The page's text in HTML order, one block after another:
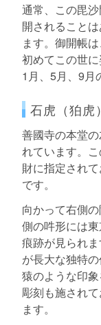
通常、この毘
開されること
ます。御開帳
初めてこの世
1月、5月、9月
石虎（狛虎）
善國寺の本堂
れています。
財に指定され
です。
向かって右側
側の吽形には
痕跡が見られ
が長大な独特
猿のような印
彫刻も施され
ます。